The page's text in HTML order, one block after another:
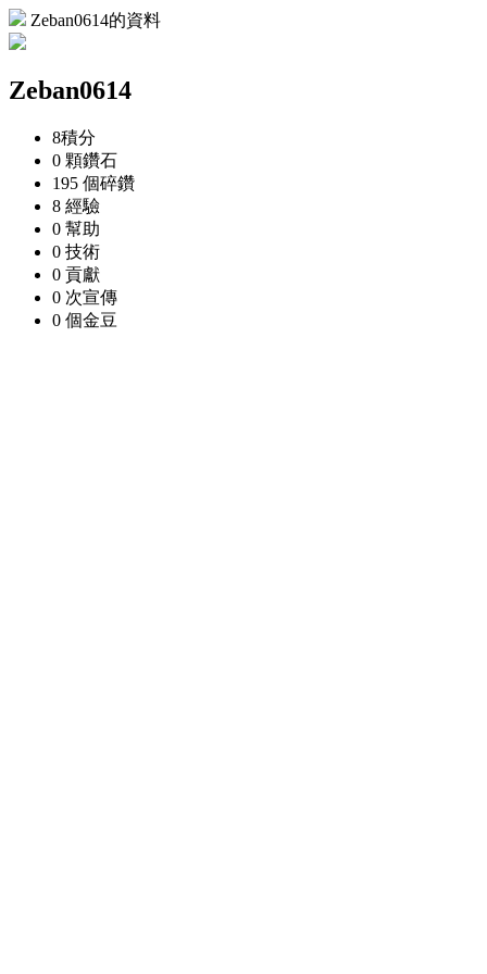
Zeban0614的資料
Zeban0614
8積分
0 顆鑽石
195 個碎鑽
8 經驗
0 幫助
0 技術
0 貢獻
0 次宣傳
0 個金豆